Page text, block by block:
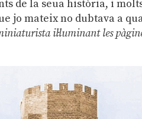
de la seua història, i
jo mateix no dubtava a
il·luminant les